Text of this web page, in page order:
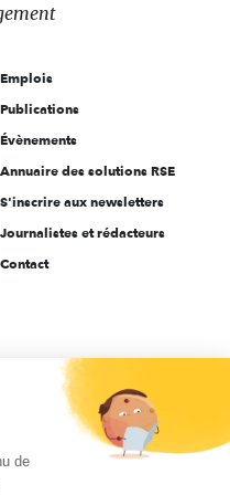
Emplois
Publications
Évènements
Annuaire des solutions RSE
S'inscrire aux newsletters
Journalistes et rédacteurs
Contact
de